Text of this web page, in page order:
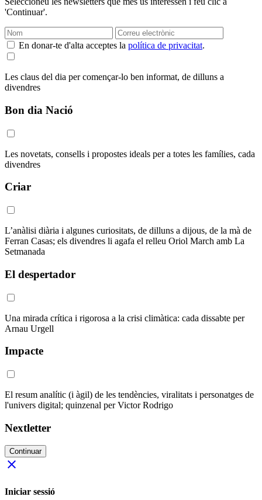
'Continuar'.
En donar-te d'alta acceptes la política de privacitat.
Les claus del dia per començar-lo ben informat, de dilluns a
divendres
Bon dia Nació
Les novetats, consells i propostes ideals per a totes les famílies, cada
divendres
Criar
L’anàlisi diària i algunes curiositats, de dilluns a dijous, de la mà de
Ferran Casas; els divendres li agafa el relleu Oriol March amb La
Setmanada
El despertador
Una mirada crítica i rigorosa a la crisi climàtica: cada dissabte per
Arnau Urgell
Impacte
El resum analític (i àgil) de les tendències, viralitats i personatges de
l'univers digital; quinzenal per Victor Rodrigo
Nextletter
Continuar
close
Iniciar sessió